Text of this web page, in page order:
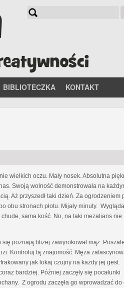
Szukaj
BIBLIOTECZKA KONTAKT
wielkich oczu. Mały nosek. Absolutna
Swoją wolność demonstrowała na
Aż przyszedł taki dzień. Za ogrodzeniem
obu stronach płotu. Mijały minuty.
sama kość. No, na taki mezalians nie
poznają bliżej zawyrokował mąż.
Kontroluj tą znajomość. Męża
jak lokaj czujny na każdy jej gest.
bardziej. Później zaczęły się pocałunki
Z ogrodu zaczęła go wprowadzać do